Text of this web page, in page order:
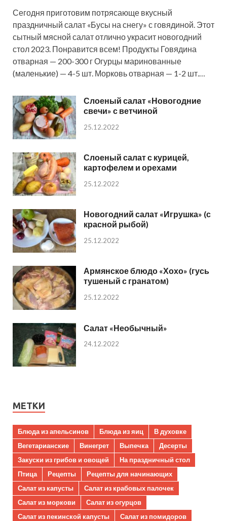
Сегодня приготовим потрясающе вкусный
праздничный салат «Бусы на снегу» с говядиной. Этот
сытный мясной салат отлично украсит новогодний
стол 2023. Понравится всем! Продукты Говядина
отварная — 200-300 г Огурцы маринованные
(маленькие) — 4-5 шт. Морковь отварная — 1-2 шт.…
Слоеный салат «Новогодние
свечи» с ветчиной
25.12.2022
Слоеный салат с курицей,
картофелем и орехами
25.12.2022
Новогодний салат «Игрушка» (с
красной рыбой)
25.12.2022
Армянское блюдо «Хохо» (гусь
тушеный с гранатом)
25.12.2022
Салат «Необычный»
24.12.2022
МЕТКИ
Блюда из апельсинов Блюда из яиц
В духовке
Вегетарианские
Винегрет Выпечка
Десерты
Закуски из грибов и овощей
На праздничный стол
Птица
Рецепты
Рецепты для начинающих
Салат из капусты
Салат из крабовых палочек
Салат из моркови
Салат из огурцов
Салат из пекинской капусты
Салат из помидоров